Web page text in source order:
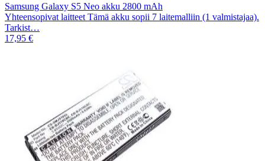
Samsung Galaxy S5 Neo akku 2800 mAh
Yhteensopivat laitteet Tämä akku sopii 7 laitemalliin (1 valmistajaa).
Tarkist…
17,95 €